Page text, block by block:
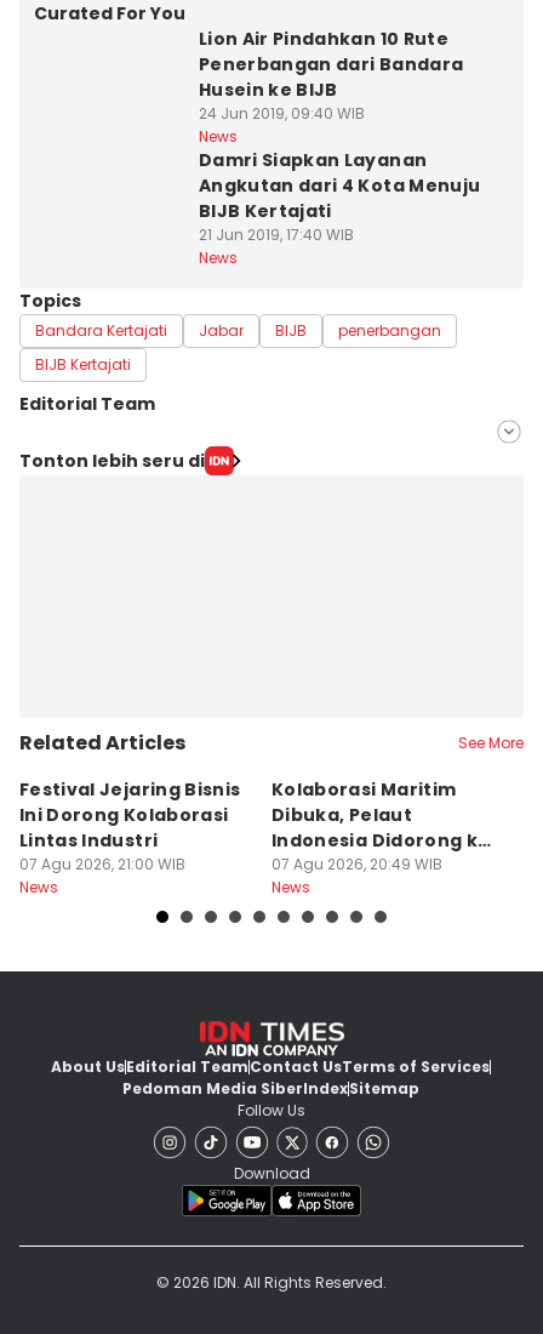
Curated For You
Lion Air Pindahkan 10 Rute
Penerbangan dari Bandara
Husein ke BIJB
24 Jun 2019, 09:40 WIB
News
Damri Siapkan Layanan
Angkutan dari 4 Kota Menuju
BIJB Kertajati
21 Jun 2019, 17:40 WIB
News
Topics
Bandara Kertajati Jabar BIJB
penerbangan
BIJB Kertajati
Editorial Team
Editor
Tonton lebih seru di
Related Articles See More
Festival Jejaring Bisnis
Ini Dorong Kolaborasi
Lintas Industri
07 Agu 2026, 21:00 WIB
News
Kolaborasi Maritim
Dibuka, Pelaut
Indonesia Didorong ke
Pasar Global
07 Agu 2026, 20:49 WIB
News
About UsEditorial TeamContact UsTerms of Services
Pedoman Media SiberIndexSitemap
Follow Us
Download
© 2026 IDN. All Rights Reserved.